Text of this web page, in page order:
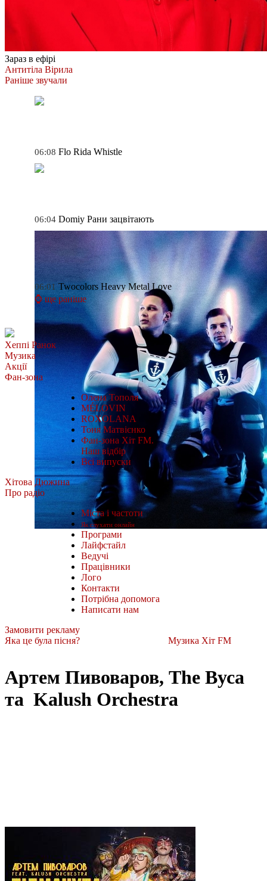
Зараз в ефірі
Антитіла Вірила
Раніше звучали
06:08 Flo Rida Whistle
06:04 Domiy Рани зацвітають
06:01 Twocolors Heavy Metal Love
⌚ ще раніше
Хеппі Ранок
Музика
Акції
Фан-зона
Олена Тополя
MÉLOVIN
ROXOLANA
Тоня Матвієнко
Фан-зона Хіт FM.
Наш відбір
Всі випуски
Хітова Дюжина
Про радіо
Міста і частоти
Як слухати онлайн
Програми
Лайфстайл
Ведучі
Працівники
Лого
Контакти
Потрібна допомога
Написати нам
Замовити рекламу
Яка це була пісня?
Музика Хіт FM
Артем Пивоваров, The Вуса
та Kalush Orchestra